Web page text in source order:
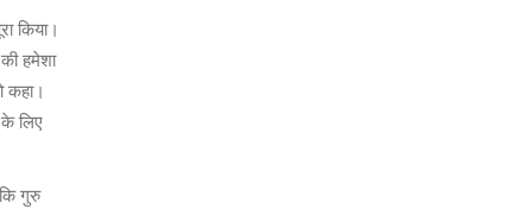
किया।
हमेशा
कहा।
के लिए
गुरु